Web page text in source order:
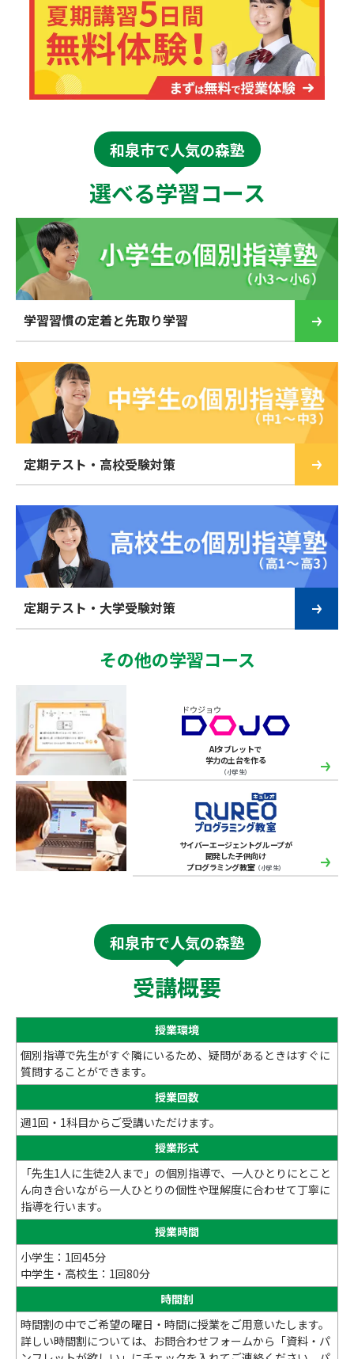
和泉市で人気の森塾
選べる学習コース
学習習慣の定着と先取り学習
定期テスト・高校受験対策
定期テスト・大学受験対策
その他の学習コース
AIタブレットで
学力の土台を作る
（小学生）
サイバーエージェントグループが
開発した子供向け
プログラミング教室（小学生）
和泉市で人気の森塾
受講概要
授業環境
個別指導で先生がすぐ隣にいるため、疑問があるときはすぐに
質問することができます。
授業回数
週1回・1科目からご受講いただけます。
授業形式
「先生1人に生徒2人まで」の個別指導で、一人ひとりにとこと
ん向き合いながら一人ひとりの個性や理解度に合わせて丁寧に
指導を行います。
授業時間
小学生：1回45分
中学生・高校生：1回80分
時間割
時間割の中でご希望の曜日・時間に授業をご用意いたします。
詳しい時間割については、お問合わせフォームから「資料・パ